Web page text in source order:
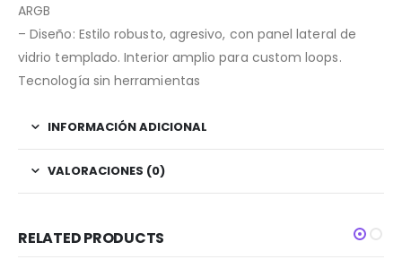
ARGB
– Diseño: Estilo robusto, agresivo, con panel lateral de
vidrio templado. Interior amplio para custom loops.
Tecnología sin herramientas
INFORMACIÓN ADICIONAL
VALORACIONES (0)
RELATED PRODUCTS